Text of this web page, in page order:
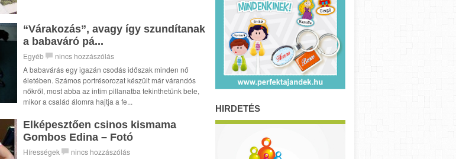
“Várakozás”, avagy így szundítanak
a babaváró pá...
Egyéb
nincs hozzászólás
A babavárás egy igazán csodás időszak minden nő
életében. Számos portrésorozat készült már várandós
nőkről, most abba az intim pillanatba tekinthetünk bele,
mikor a család álomra hajtja a fe...
Elképesztően csinos kismama
Gombos Edina – Fotó
Hírességek
nincs hozzászólás
HIRDETÉS